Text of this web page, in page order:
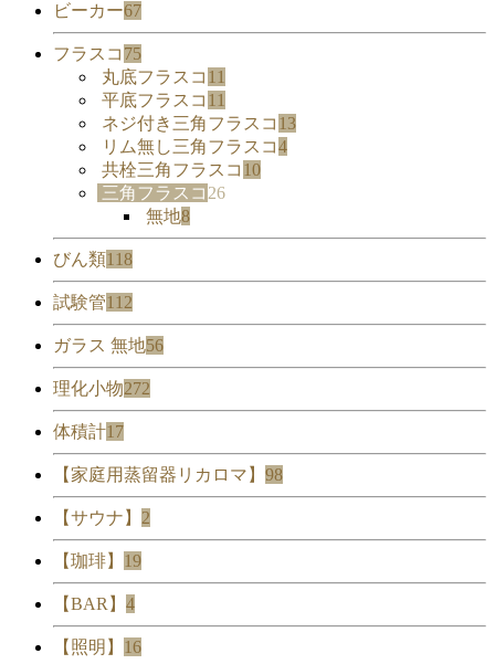
ビーカー67
フラスコ 75
丸底フラスコ 11
平底フラスコ 11
ネジ付き三角フラスコ 13
リム無し三角フラスコ4
共栓三角フラスコ 10
三角フラスコ 26
無地8
びん類118
試験管112
ガラス 無地56
理化小物272
体積計17
【家庭用蒸留器リカロマ】 98
【サウナ】 2
【珈琲】 19
【BAR】 4
【照明】 16